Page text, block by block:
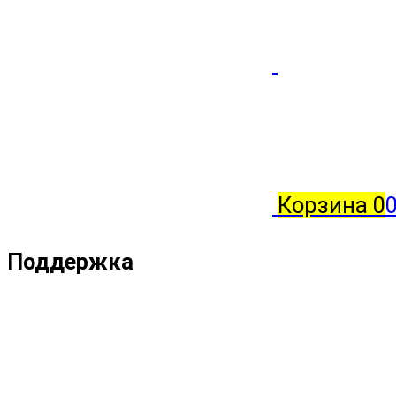
Корзина 0
Поддержка